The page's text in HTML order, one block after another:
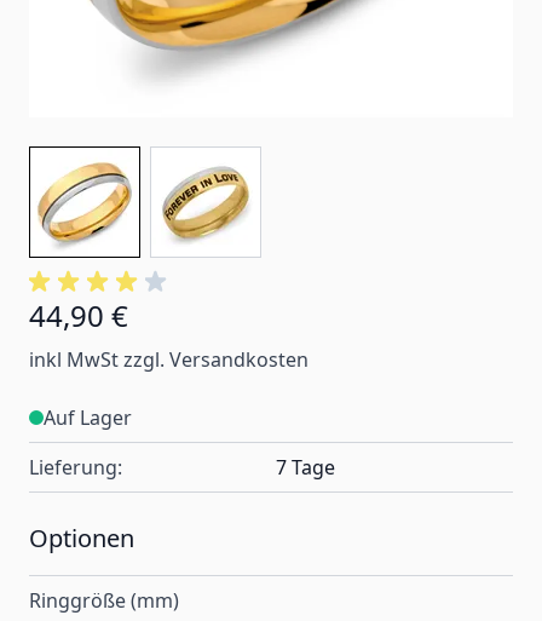
Ab:
44,90 €
inkl MwSt zzgl. Versandkosten
Auf Lager
Lieferung:
7 Tage
Optionen
Ringgröße (mm)